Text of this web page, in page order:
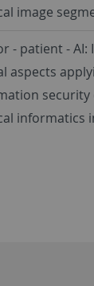
image
- patient -
aspects
security
informatics